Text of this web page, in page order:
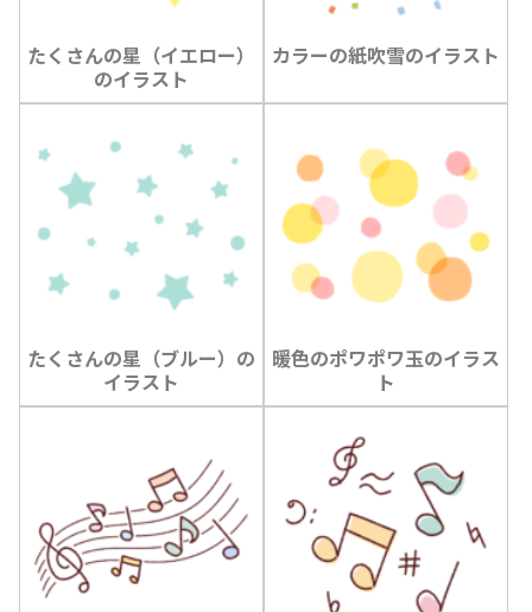
たくさんの星（イエロー）
のイラスト
カラーの紙吹雪のイラスト
たくさんの星（ブルー）の
イラスト
暖色のポワポワ玉のイラス
ト